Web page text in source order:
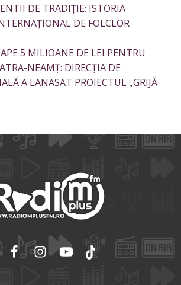
DE TRADIȚIE: ISTORIA
DE FOLCLOR
5 MILIOANE DE LEI PENTRU
NEAMȚ: DIRECȚIA DE
A LANASAT PROIECTUL „GRIJĂ